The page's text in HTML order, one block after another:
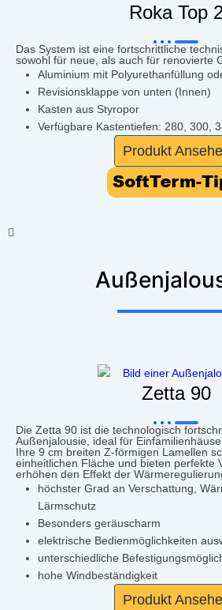
Roka Top
Das System ist eine fortschrittliche
sowohl für neue, als auch für renovierte
Aluminium mit Polyurethanfüllung
Revisionsklappe von unten (Innen)
Kasten aus Styropor
Verfügbare Kastentiefen: 280, 300,
Produkt
Zetta 90
Die Zetta 90 ist die technologisch
Außenjalousie, ideal für
Ihre 9 cm breiten Z-förmigen Lamellen
einheitlichen Fläche und bieten perfekte
erhöhen den Effekt der
höchster Grad an Verschattung,
Lärmschutz
Besonders geräuscharm
elektrische Bedienmöglichkeiten
unterschiedliche
hohe Windbeständigkeit
Produkt